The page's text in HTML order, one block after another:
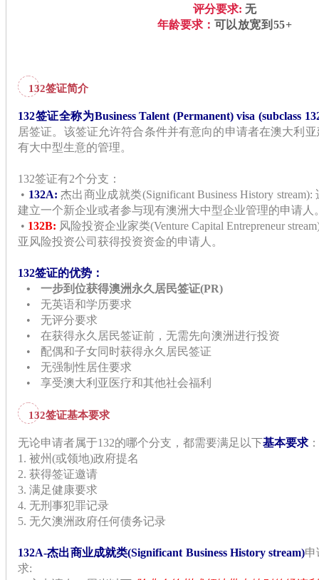
评分要求: 无
年龄要求： 可以放宽到55+
132签证简介
132签证全称为Business Talent (Permanent) visa (subclass
居签证。该签证允许符合条件并有意向的申请者在澳大利
有大中型生意的管理。
132签证有2个分支：
• 132A:杰出商业成就类(Significant Business History
建立一个新企业或者参与现有澳洲大中型企业管理的申请人
• 132B: 风险投资企业家类(Venture Capital Entrepreneur
亚风险投资公司获得投资资金的申请人。
132签证的优势：
•
一步到位获得澳洲永久居民签证(PR)
•
无英语和学历要求
•
无评分要求
•
在获得永久居民签证前，无需先向澳洲进行投资
•
配偶和子女同时获得永久居民签证
•
无强制性居住要求
•
享受澳大利亚医疗和其他社会福利
132签证基本要求
无论申请者属于132的哪个分支，都需要满足以下基本要求 ：
1. 被州(或领地)政府提名
2. 获得签证邀请
3. 满足健康要求
4. 无刑事犯罪记录
5. 无欠澳洲政府任何债务记录
132A-杰出商业成就类(Significant Business History stream)申
求: